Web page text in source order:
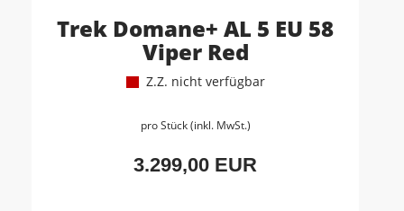
Trek Domane+ AL 5 EU 58
Viper Red
Z.Z. nicht verfügbar
pro Stück (inkl. MwSt.)
3.299,00 EUR